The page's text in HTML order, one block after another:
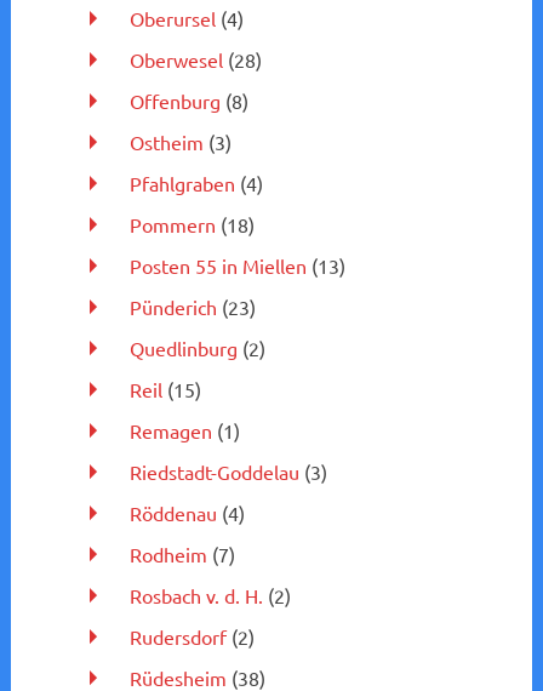
Oberursel (4)
Oberwesel (28)
Offenburg (8)
Ostheim (3)
Pfahlgraben (4)
Pommern (18)
Posten 55 in Miellen (13)
Pünderich (23)
Quedlinburg (2)
Reil (15)
Remagen (1)
Riedstadt-Goddelau (3)
Röddenau (4)
Rodheim (7)
Rosbach v. d. H. (2)
Rudersdorf(2)
Rüdesheim (38)